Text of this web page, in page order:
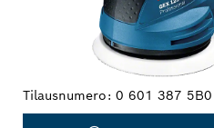
Tilausnumero: 0 601 387 5B0